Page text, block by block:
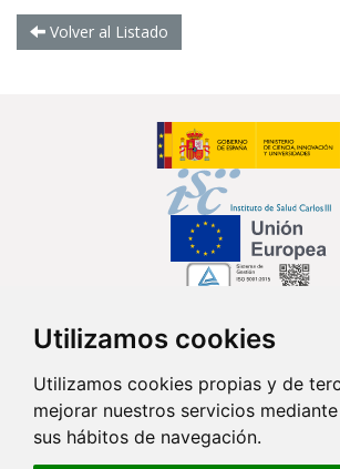
Utilizamos cookies
Utilizamos cookies propias y de
mejorar nuestros servicios
sus hábitos de navegación.
Volver al Listado
Síguenos en...
Contacto